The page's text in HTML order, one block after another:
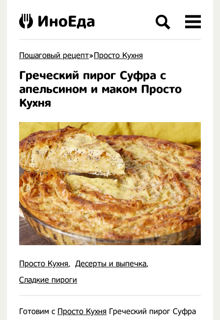
Пошаговый рецепт»Просто Кухня
Греческий пирог Суфра с
апельсином и маком Просто
Кухня
Просто Кухня
Десерты и выпечка
Сладкие пироги
Готовим с Просто Кухня Греческий пирог Суфра
ИноЕда